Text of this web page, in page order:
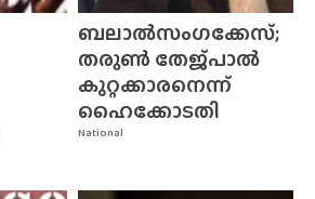
National
ബലാൽസംഗക്കേസ്;
തരുൺ തേജ്‌പാൽ
കുറ്റക്കാരനെന്ന്
ഹൈക്കോടതി